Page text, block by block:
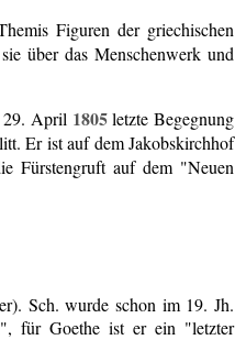
Figuren der griechischen
über das Menschenwerk und
29. April 1805letzte Begegnung
Er ist auf dem Jakobskirchhof
Fürstengruft auf dem "Neuen
Sch. wurde schon im 19. Jh.
für Goethe ist er ein "letzter